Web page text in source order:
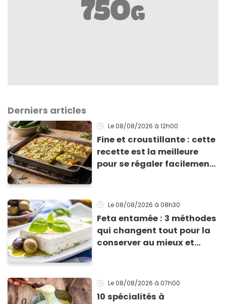
Derniers articles
Le 08/08/2026 à 12h00
Fine et croustillante : cette
recette est la meilleure
pour se régaler facilement
Le 08/08/2026 à 08h30
Feta entamée : 3 méthodes
qui changent tout pour la
conserver au mieux et
Le 08/08/2026 à 07h00
10 spécialités à